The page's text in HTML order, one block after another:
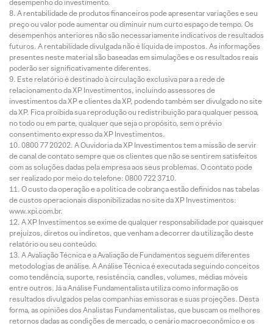
desempenho do investimento.
A rentabilidade de produtos financeiros pode apresentar variações e seu
preço ou valor pode aumentar ou diminuir num curto espaço de tempo. Os
desempenhos anteriores não são necessariamente indicativos de resultados
futuros. A rentabilidade divulgada não é líquida de impostos. As informações
presentes neste material são baseadas em simulações e os resultados reais
poderão ser significativamente diferentes.
Este relatório é destinado à circulação exclusiva para a rede de
relacionamento da XP Investimentos, incluindo assessores de
investimentos da XP e clientes da XP, podendo também ser divulgado no site
da XP. Fica proibida sua reprodução ou redistribuição para qualquer pessoa,
no todo ou em parte, qualquer que seja o propósito, sem o prévio
consentimento expresso da XP Investimentos.
0800 77 20202. A Ouvidoria da XP Investimentos tem a missão de servir
de canal de contato sempre que os clientes que não se sentirem satisfeitos
com as soluções dadas pela empresa aos seus problemas. O contato pode
ser realizado por meio do telefone: 0800 722 3710.
O custo da operação e a política de cobrança estão definidos nas tabelas
de custos operacionais disponibilizadas no site da XP Investimentos:
www.xpi.com.br.
A XP Investimentos se exime de qualquer responsabilidade por quaisquer
prejuízos, diretos ou indiretos, que venham a decorrer da utilização deste
relatório ou seu conteúdo.
A Avaliação Técnica e a Avaliação de Fundamentos seguem diferentes
metodologias de análise. A Análise Técnica é executada seguindo conceitos
como tendência, suporte, resistência, candles, volumes, médias móveis
entre outros. Já a Análise Fundamentalista utiliza como informação os
resultados divulgados pelas companhias emissoras e suas projeções. Desta
forma, as opiniões dos Analistas Fundamentalistas, que buscam os melhores
retornos dadas as condições de mercado, o cenário macroeconômico e os